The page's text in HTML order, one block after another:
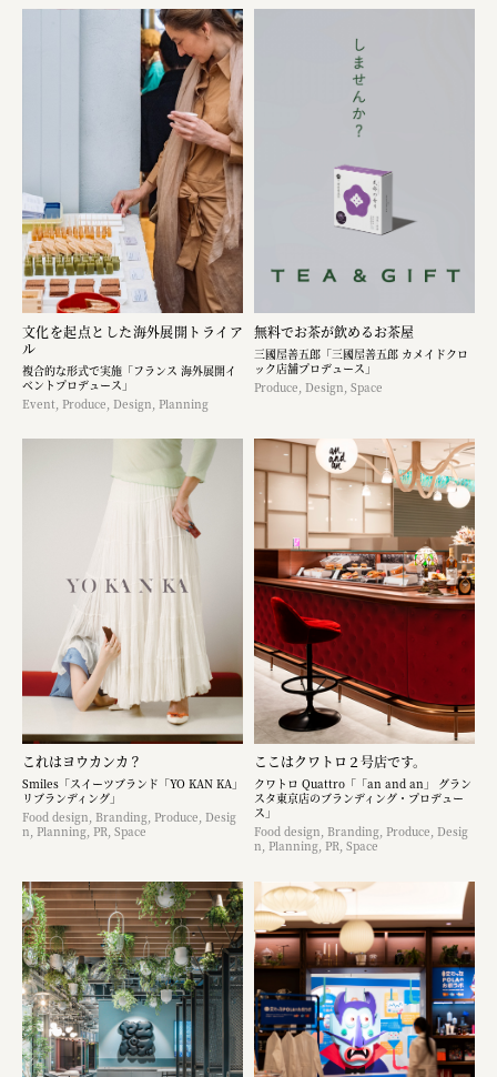
文化を起点とした海外展開トライア
ル
複合的な形式で実施「フランス 海外展開イ
ベントプロデュース」
Event, Produce, Design, Planning
無料でお茶が飲めるお茶屋
三國屋善五郎「三國屋善五郎 カメイドクロ
ック店舗プロデュース」
Produce, Design, Space
これはヨウカンカ？
Smiles「スイーツブランド「YO KAN KA」
リブランディング」
Food design, Branding, Produce, Desig
n, Planning, PR, Space
ここはクワトロ２号店です。
クワトロ Quattro「「an and an」 グラン
スタ東京店のブランディング・プロデュー
ス」
Food design, Branding, Produce, Desig
n, Planning, PR, Space